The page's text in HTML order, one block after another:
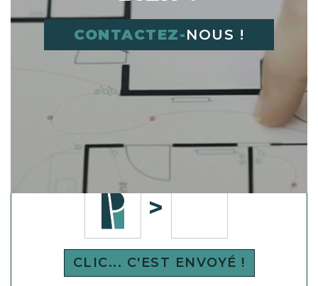
Déplacer l'image dans le cadre vide à
CLIC... C'EST ENVOYÉ !
CONTACTEZ-NOUS !